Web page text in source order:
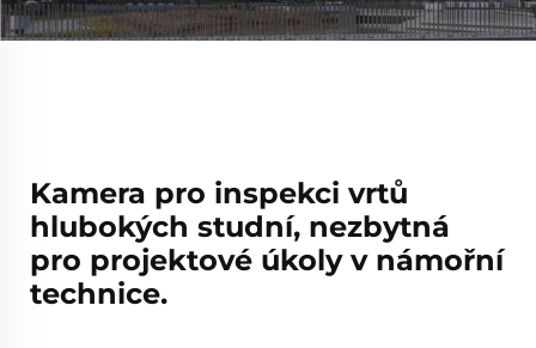
Kamera pro inspekci vrtů
hlubokých studní, nezbytná
pro projektové úkoly v námořní
technice.